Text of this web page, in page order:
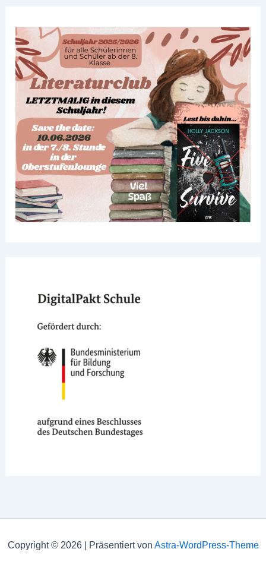
Copyright © 2026 | Präsentiert von Astra-WordPress-Theme